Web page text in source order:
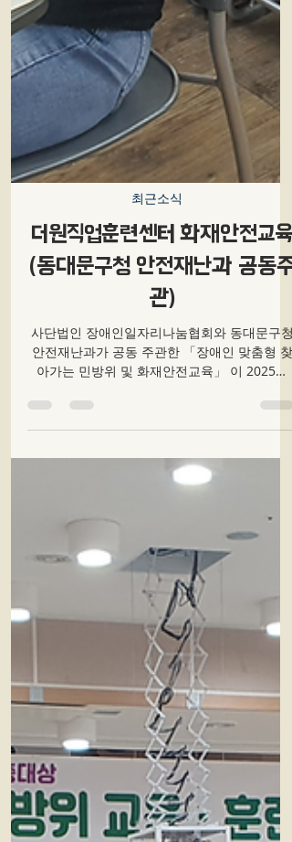
최근소식
더원직업훈련센터 화재안전교육
(동대문구청 안전재난과 공동주
관)
사단법인 장애인일자리나눔협회와 동대문구청
아가는 민방위 및 화재안전교육」 이 2025년
12월 29일, 더원직업훈련센터에서 성공적으로
영리단체가 협력하여 추진한 후원 연계 안전교
육 사업 으로, 재난·안전 교육에 상대적으로 접
고 체계적인 안전 역량 강화를 목표로 기획되었
습니다. 특히 교육 대상자의 특성과 이해도를 고
려한 맞춤형 교육 방식으로 운영되어, 참여자들
이 실제 위기 상황에서도 스스로 대응할 수 있는
능력을 기를 수 있도록 구성하였습니다. 교육은
민방위 및 화재 안전 분야의 전문 지도교수진이
직접 진행하였으며, 이론 교육에 그치지 않고 방
연마스크 착용 체험, 화재 발생 시 대피 요령 등
실제 상황을 가정한 실습 중심의 체험형 교육 으
로 진행되었습니다. 이를 통해 참여자들은 재난
발생 시 필요한 행동 요령을 직접